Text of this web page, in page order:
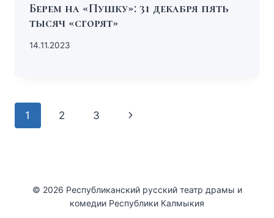
Берем на «Пушку»: 31 декабря пять
тысяч «сгорят»
14.11.2023
1 2 3
© 2026 Республиканский русский театр драмы и
комедии Республики Калмыкия